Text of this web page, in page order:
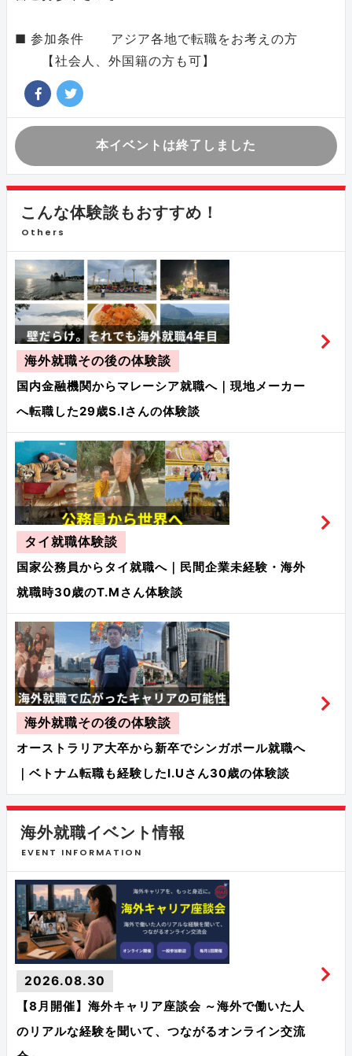
■ 参加条件 アジア各地で転職をお考えの方
【社会人、外国籍の方も可】
本イベントは終了しました
こんな体験談もおすすめ！
Others
海外就職その後の体験談
国内金融機関からマレーシア就職へ｜現地メーカー
へ転職した29歳S.Iさんの体験談
タイ就職体験談
国家公務員からタイ就職へ｜民間企業未経験・海外
就職時30歳のT.Mさん体験談
海外就職その後の体験談
オーストラリア大卒から新卒でシンガポール就職へ
｜ベトナム転職も経験したI.Uさん30歳の体験談
海外就職イベント情報
EVENT INFORMATION
2026.08.30
【8月開催】海外キャリア座談会 ～海外で働いた人
のリアルな経験を聞いて、つながるオンライン交流